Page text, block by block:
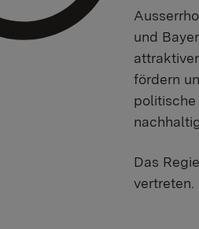
und
fördern
Das
vertreten.